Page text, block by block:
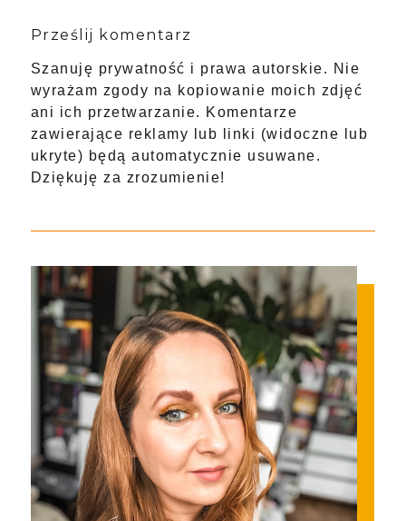
Prześlij komentarz
Szanuję prywatność i prawa autorskie. Nie
wyrażam zgody na kopiowanie moich zdjęć
ani ich przetwarzanie. Komentarze
zawierające reklamy lub linki (widoczne lub
ukryte) będą automatycznie usuwane.
Dziękuję za zrozumienie!